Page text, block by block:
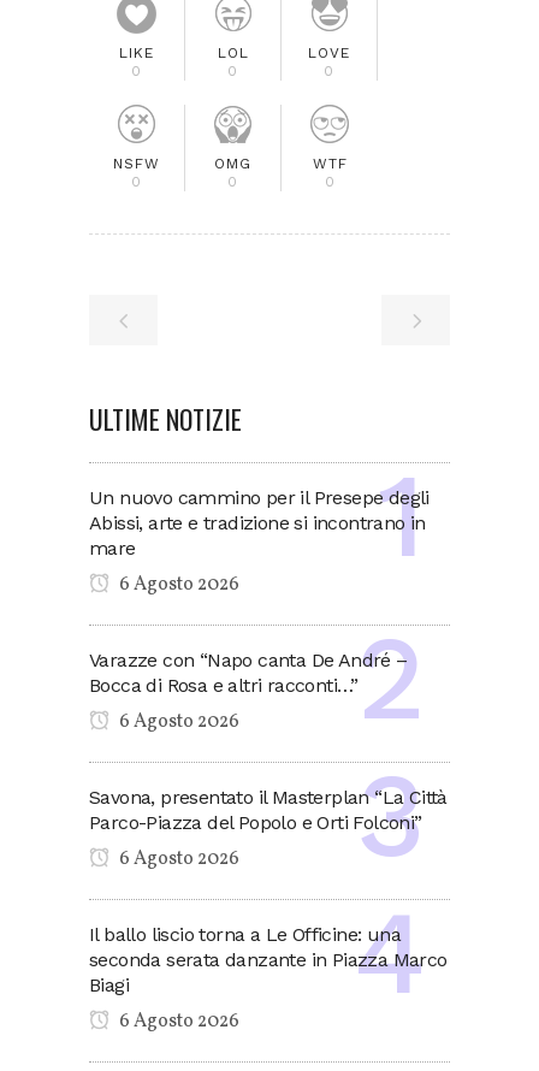
LIKE
0
LOL
0
LOVE
0
NSFW
0
OMG
0
WTF
0
ULTIME NOTIZIE
Un nuovo cammino per il Presepe degli
Abissi, arte e tradizione si incontrano in
mare
6 Agosto 2026
Varazze con “Napo canta De André –
Bocca di Rosa e altri racconti…”
6 Agosto 2026
Savona, presentato il Masterplan “La Città
Parco-Piazza del Popolo e Orti Folconi”
6 Agosto 2026
Il ballo liscio torna a Le Officine: una
seconda serata danzante in Piazza Marco
Biagi
6 Agosto 2026